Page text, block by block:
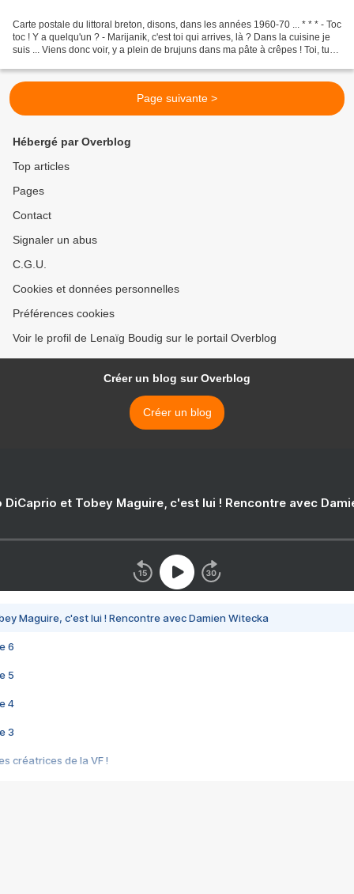
Carte postale du littoral breton, disons, dans les années 1960-70 ... * * * - Toc
toc ! Y a quelqu'un ? - Marijanik, c'est toi qui arrives, là ? Dans la cuisine je
suis ... Viens donc voir, y a plein de brujuns dans ma pâte à crêpes ! Toi, tu
Page suivante >
Hébergé par Overblog
Top articles
Pages
Contact
Signaler un abus
C.G.U.
Cookies et données personnelles
Préférences cookies
Voir le profil de Lenaïg Boudig sur le portail Overblog
Créer un blog sur Overblog
Créer un blog
DiCaprio et Tobey Maguire, c'est lui ! Rencontre avec
Maguire, c'est lui ! Rencontre avec Damien Witecka
6
5
4
3
créatrices de la VF !